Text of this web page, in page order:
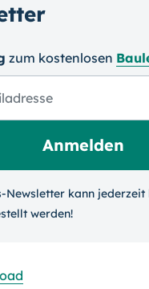
zum kosten­losen
Newsletter kann jeder­zeit
werden!